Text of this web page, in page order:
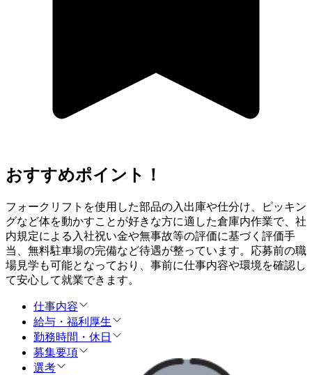
おすすめポイント！
フォークリフトを使用した部品の入出庫や仕分け、ピッキン
グなど体を動かすことが好きな方に適した倉庫内作業で、社
内規定による入社祝い金や無事故等の評価に基づく評価手
当、無料駐車場の完備など待遇が整っています。応募前の職
場見学も可能となっており、事前に仕事内容や環境を確認し
て安心して就業できます。
仕事内容
給与・福利厚生
勤務時間・休日
募集要項
選考